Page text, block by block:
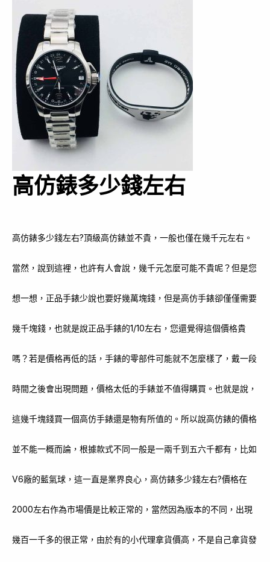
高仿錶多少錢左右
高仿錶多少錢左右?頂級高仿錶並不貴，一般也僅在幾千元左右。
當然，說到這裡，也許有人會說，幾千元怎麼可能不貴呢？但是您
想一想，正品手錶少說也要好幾萬塊錢，但是高仿手錶卻僅僅需要
幾千塊錢，也就是說正品手錶的1/10左右，您還覺得這個價格貴
嗎？若是價格再低的話，手錶的零部件可能就不怎麼樣了，戴一段
時間之後會出現問題，價格太低的手錶並不值得購買。也就是說，
這幾千塊錢買一個高仿手錶還是物有所值的。所以說高仿錶的價格
並不能一概而論，根據款式不同一般是一兩千到五六千都有，比如
V6廠的藍氣球，這一直是業界良心，高仿錶多少錢左右?價格在
2000左右作為市場價是比較正常的，當然因為版本的不同，出現
幾百一千多的很正常，由於有的小代理拿貨價高，不是自己拿貨發